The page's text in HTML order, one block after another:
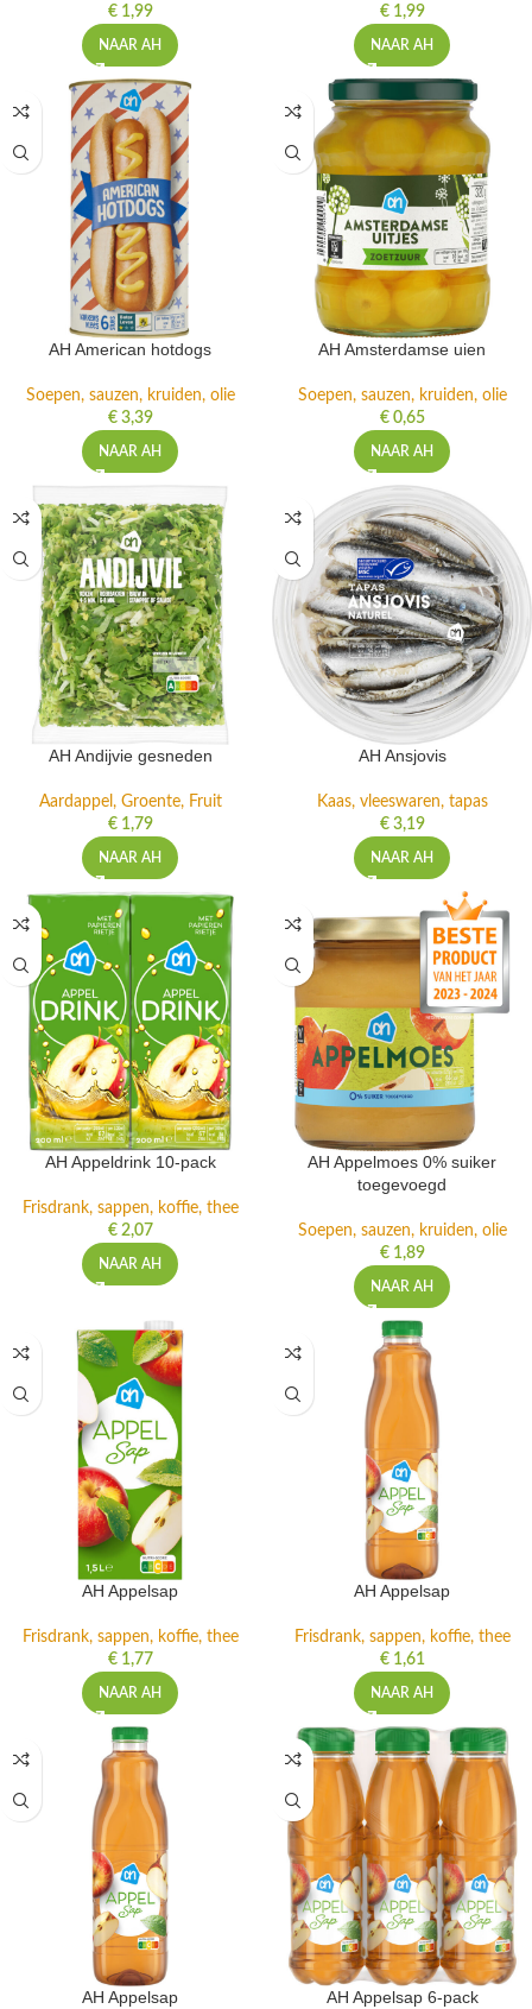
€1,99
NAAR AH
€1,99
NAAR AH
AH American hotdogs
Soepen, sauzen, kruiden, olie
€3,39
NAAR AH
AH Amsterdamse uien
Soepen, sauzen, kruiden, olie
€0,65
NAAR AH
AH Andijvie gesneden
Aardappel, Groente, Fruit
€1,79
NAAR AH
AH Ansjovis
Kaas, vleeswaren, tapas
€3,19
NAAR AH
AH Appeldrink 10-pack
Frisdrank, sappen, koffie, thee
€2,07
NAAR AH
AH Appelmoes 0% suiker
toegevoegd
Soepen, sauzen, kruiden, olie
€1,89
NAAR AH
AH Appelsap
Frisdrank, sappen, koffie, thee
€1,77
NAAR AH
AH Appelsap
Frisdrank, sappen, koffie, thee
€1,61
NAAR AH
AH Appelsap AH Appelsap 6-pack